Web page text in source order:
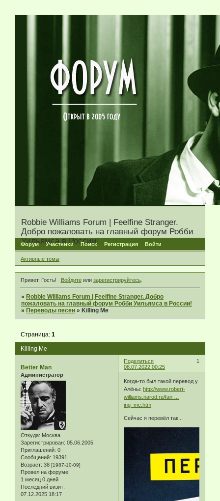
Robbie Williams Forum | Feelfine Stranger.
Добро пожаловать на главный форум Робби
Уильямса в России!
Форум Участники Поиск Регистрация Войти
Активные темы
Привет, Гость! Войдитеили зарегистрируйтесь.
» Robbie Williams Forum | Feelfine Stranger. Добро
пожаловать на главный форум Робби Уильямса в России!
» Переводы песен » Killing Me
Killing Me
Страница:1
Поделиться
1
08.07.2022 00:25
Better Man
Администратор
Откуда: Москва
Зарегистрирован: 05.06.2005
Приглашений: 0
Сообщений: 19391
Возраст: 38 [1987-10-09]
Провел на форуме:
1 месяц 0 дней
Последний визит:
07.12.2025 18:17
Когда-то был такой перевод у
Алёны:http://www.robert-
williams.narod.ru/fan …
ing_me.htm
Сейчас я перевёл так...